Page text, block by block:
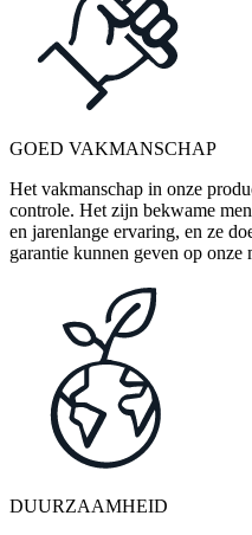
GOED VAKMANSCHAP
Het vakmanschap in onze
controle. Het zijn bekwame
en jarenlange ervaring, en ze
garantie kunnen geven op onze
DUURZAAMHEID